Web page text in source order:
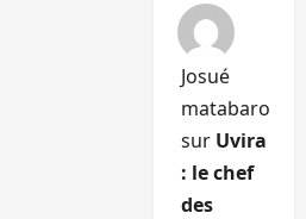
Josué
matabaro
sur Uvira
: le chef
des